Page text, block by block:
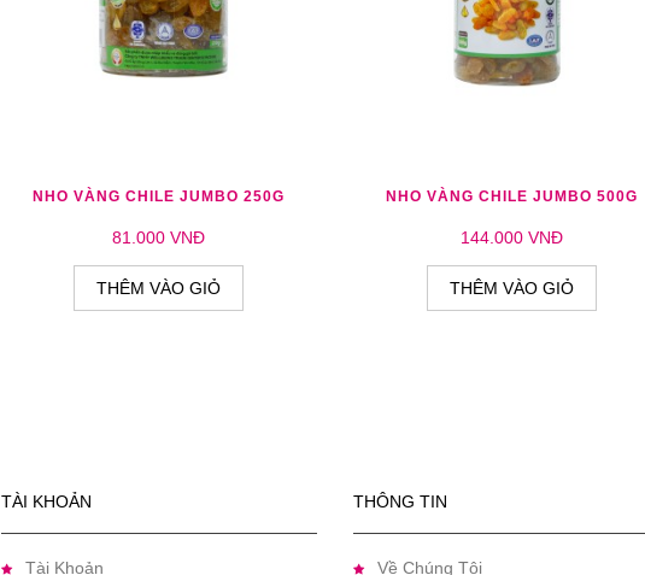
THÊM YÊU THÍCH
NHO VÀNG CHILE JUMBO 250G
81.000 VNĐ
THÊM VÀO GIỎ
THÊM YÊU THÍCH
NHO VÀNG CHILE JUMBO 500G
144.000 VNĐ
THÊM VÀO GIỎ
TÀI KHOẢN
Tài Khoản
THÔNG TIN
Về Chúng Tôi